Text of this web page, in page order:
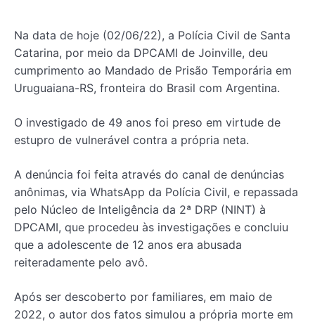
Na data de hoje (02/06/22), a Polícia Civil de Santa
Catarina, por meio da DPCAMI de Joinville, deu
cumprimento ao Mandado de Prisão Temporária em
Uruguaiana-RS, fronteira do Brasil com Argentina.
O investigado de 49 anos foi preso em virtude de
estupro de vulnerável contra a própria neta.
A denúncia foi feita através do canal de denúncias
anônimas, via WhatsApp da Polícia Civil, e repassada
pelo Núcleo de Inteligência da 2ª DRP (NINT) à
DPCAMI, que procedeu às investigações e concluiu
que a adolescente de 12 anos era abusada
reiteradamente pelo avô.
Após ser descoberto por familiares, em maio de
2022, o autor dos fatos simulou a própria morte em